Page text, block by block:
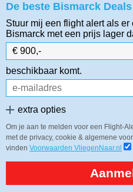
De beste Bismarck
Stuur mij een flight alert als
Bismarck met een prijs lager
beschikbaar komt.
extra opties
Om je aan te melden voor een Flight-
met de privacy, cookie & algemene
vinden Voorwaarden VliegenNaar.nl